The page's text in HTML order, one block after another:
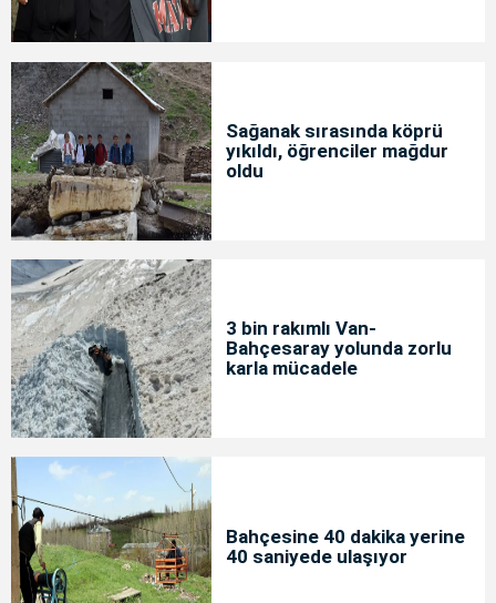
Sağanak sırasında köprü
yıkıldı, öğrenciler mağdur
oldu
3 bin rakımlı Van-
Bahçesaray yolunda zorlu
karla mücadele
Bahçesine 40 dakika yerine
40 saniyede ulaşıyor